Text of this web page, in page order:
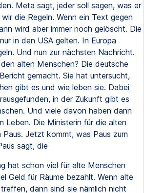
Meta sagt, jeder soll sagen, was er
die Regeln. Wenn ein Text gegen
wird aber immer noch gelöscht. Die
in den USA gelten. In Europa
Und nun zur nächsten Nachricht.
alten Menschen? Die deutsche
gemacht. Sie hat untersucht,
gibt es und wie leben sie. Dabei
in der Zukunft gibt es
Und viele davon haben dann
Leben. Die Ministerin für die alten
Paus. Jetzt kommt, was Paus zum
sagt, die
hat schon viel für alte Menschen
Geld für Räume bezahlt. Wenn alte
dann sind sie nämlich nicht